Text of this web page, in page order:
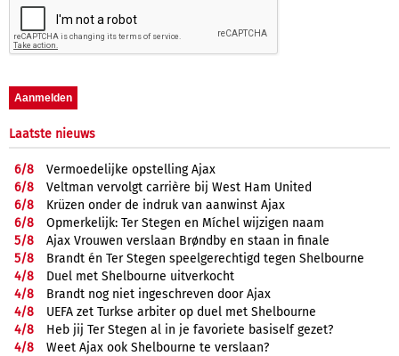
Laatste nieuws
6/8
Vermoedelijke opstelling Ajax
6/8
Veltman vervolgt carrière bij West Ham United
6/8
Krüzen onder de indruk van aanwinst Ajax
6/8
Opmerkelijk: Ter Stegen en Míchel wijzigen naam
5/8
Ajax Vrouwen verslaan Brøndby en staan in finale
5/8
Brandt én Ter Stegen speelgerechtigd tegen Shelbourne
4/8
Duel met Shelbourne uitverkocht
4/8
Brandt nog niet ingeschreven door Ajax
4/8
UEFA zet Turkse arbiter op duel met Shelbourne
4/8
Heb jij Ter Stegen al in je favoriete basiself gezet?
4/8
Weet Ajax ook Shelbourne te verslaan?